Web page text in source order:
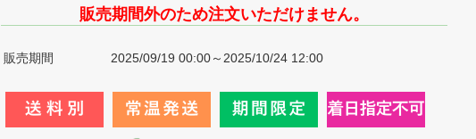
販売期間外のため注文いただけません。
販売期間 2025/09/19 00:00～2025/10/24 12:00